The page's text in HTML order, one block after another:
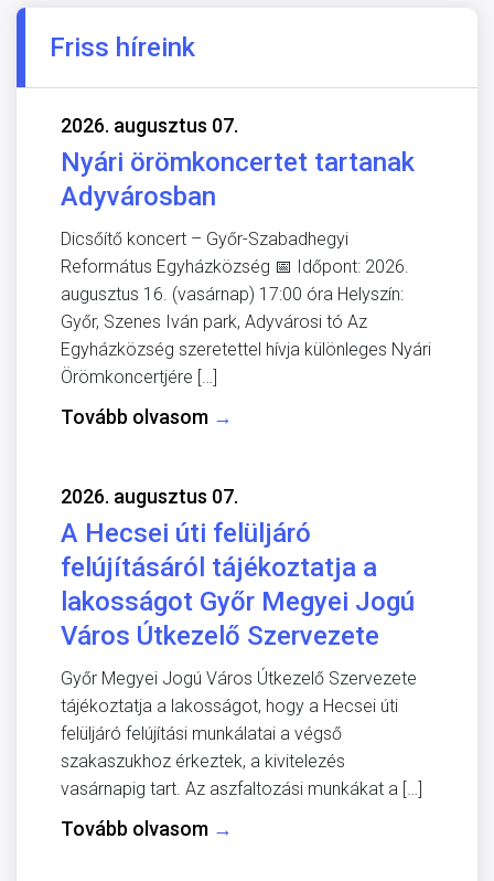
Friss híreink
2026. augusztus 07.
Nyári örömkoncertet tartanak
Adyvárosban
Dicsőítő koncert – Győr-Szabadhegyi
Református Egyházközség 📅 Időpont: 2026.
augusztus 16. (vasárnap) 17:00 óra Helyszín:
Győr, Szenes Iván park, Adyvárosi tó Az
Egyházközség szeretettel hívja különleges Nyári
Örömkoncertjére […]
Tovább olvasom →
2026. augusztus 07.
A Hecsei úti felüljáró
felújításáról tájékoztatja a
lakosságot Győr Megyei Jogú
Város Útkezelő Szervezete
Győr Megyei Jogú Város Útkezelő Szervezete
tájékoztatja a lakosságot, hogy a Hecsei úti
felüljáró felújítási munkálatai a végső
szakaszukhoz érkeztek, a kivitelezés
vasárnapig tart. Az aszfaltozási munkákat a […]
Tovább olvasom →